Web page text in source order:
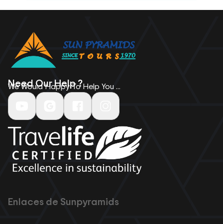
Need Our Help ?
We Would Happy To Help You ...
Enlaces de Sunpyramids